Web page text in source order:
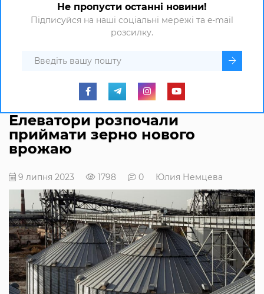
Не пропусти останні новини!
Підписуйся на наші соціальні мережі та e-mail
розсилку.
Елеватори розпочали
приймати зерно нового
врожаю
9 липня 2023 1798 0 Юлия Немцева